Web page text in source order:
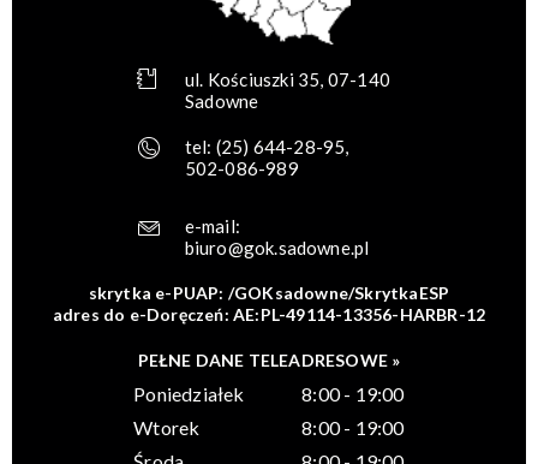
ul. Kościuszki 35, 07-140
Sadowne
tel: (25) 644-28-95
502-086-989
e-mail:
biuro@gok.sadowne.pl
skrytka e-PUAP: /GOKsadowne/SkrytkaESP
adres do e-Doręczeń: AE:PL-49114-13356-HARBR-12
PEŁNE DANE TELEADRESOWE »
Poniedziałek
8:00 - 19:00
Wtorek
8:00 - 19:00